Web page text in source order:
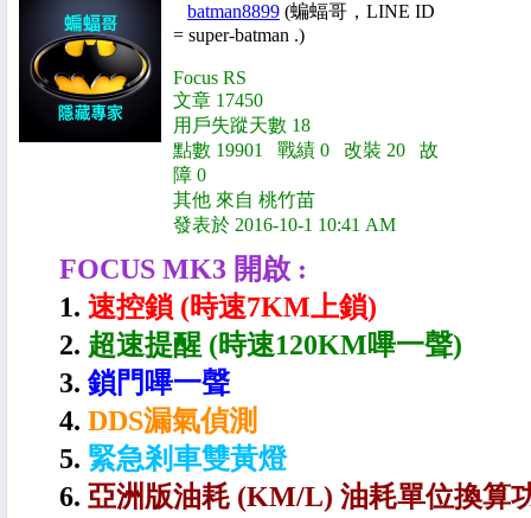
batman8899 (蝙蝠哥，LINE ID
= super-batman .)
Focus RS
文章 17450
用戶失蹤天數 18
點數 19901 戰績 0 改裝 20 故
障 0
其他 來自 桃竹苗
發表於 2016-10-1 10:41 AM
FOCUS MK3 開啟 :
1. 速控鎖 (時速7KM上鎖)
2. 超速提醒 (時速120KM嗶一聲)
3. 鎖門嗶一聲
4. DDS漏氣偵測
5. 緊急剎車雙黃燈
6. 亞洲版油耗 (KM/L) 油耗單位換算